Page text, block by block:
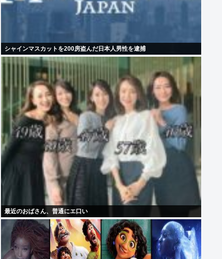
シャインマスカットを200房盗んだ日本人男性を逮捕
最近のおばさん、普通にエ口い